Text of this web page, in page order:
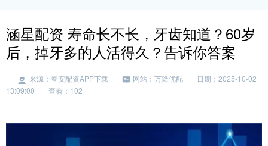
涵星配资 寿命长不长，牙齿知道？60岁
后，掉牙多的人活得久？告诉你答案
来源：春安配资APP下载 网站：万隆优配
日期：2025-10-02
13:09:00
查看：102